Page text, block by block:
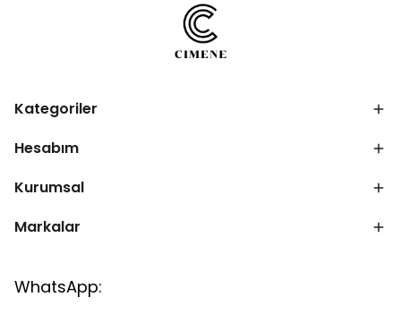
Kategoriler
Hesabım
Kurumsal
Markalar
WhatsApp: